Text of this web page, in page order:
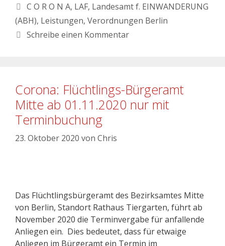
C O R O N A, LAF, Landesamt f. EINWANDERUNG
(ABH), Leistungen, Verordnungen Berlin
Schreibe einen Kommentar
Corona: Flüchtlings-Bürgeramt
Mitte ab 01.11.2020 nur mit
Terminbuchung
23. Oktober 2020 von Chris
Das Flüchtlingsbürgeramt des Bezirksamtes Mitte
von Berlin, Standort Rathaus Tiergarten, führt ab
November 2020 die Terminvergabe für anfallende
Anliegen ein. Dies bedeutet, dass für etwaige
Anliegen im Bürgeramt ein Termin im